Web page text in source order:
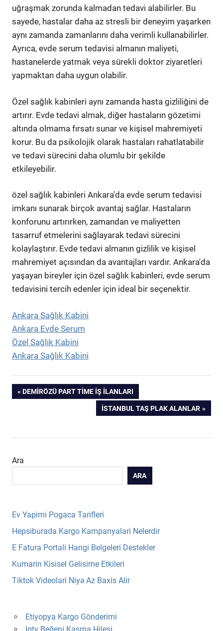
uğraşmak zorunda kalmadan tedavi alabilirler. Bu
sayede, hastalar daha az stresli bir deneyim yaşarken
aynı zamanda zamanlarını daha verimli kullanabilirler.
Ayrıca, evde serum tedavisi almanın maliyeti,
hastanelerde yatmak veya sürekli doktor ziyaretleri
yapmaktan daha uygun olabilir.
Özel sağlık kabinleri aynı zamanda hasta gizliliğini de
artırır. Evde tedavi almak, diğer hastaların gözetimi
altında olmama fırsatı sunar ve kişisel mahremiyeti
korur. Bu da psikolojik olarak hastaları rahatlatabilir
ve tedavi sürecini daha olumlu bir şekilde
etkileyebilir.
özel sağlık kabinleri Ankara'da evde serum tedavisi
imkanı sunarak birçok avantaj sağlar. Hastaların
konforunu artırırken, zamandan ve maliyetten
tasarruf etmelerini sağlayarak tedavi sürecini
kolaylaştırır. Evde tedavi almanın gizlilik ve kişisel
mahremiyet açısından da avantajları vardır. Ankara'da
yaşayan bireyler için özel sağlık kabinleri, evde serum
tedavisini tercih edenler için ideal bir seçenektir.
Ankara Sağlık Kabini
Ankara Evde Serum
Özel Sağlık Kabini
Ankara Sağlık Kabini
Yazı
PREVIOUS
DEMIRÖZÜ PART TIME İŞ İLANLARI
NEXT
POST:
İSTANBUL TAŞ PLAK ALANLAR
Ara
ARA
Ev Yapimi Pogaca Tarifleri
Hepsiburada Kargo Kampanyalari Nelerdir
E Fatura Portali Hangi Belgeleri Destekler
Kumarin Kisisel Gelisime Etkileri
Tiktok Videolari Niyə Az Baxis Alir
Etiyopya Kargo Gönderimi